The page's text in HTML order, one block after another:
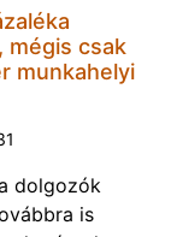
mégis csak
munkahelyi
dolgozók
is